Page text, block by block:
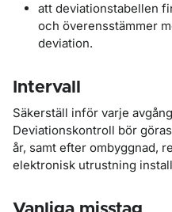
att deviationstabellen
och överensstämmer
deviation.
Intervall
Säkerställ inför varje
Deviationskontroll bör
år, samt efter ombyggnad,
elektronisk utrustning